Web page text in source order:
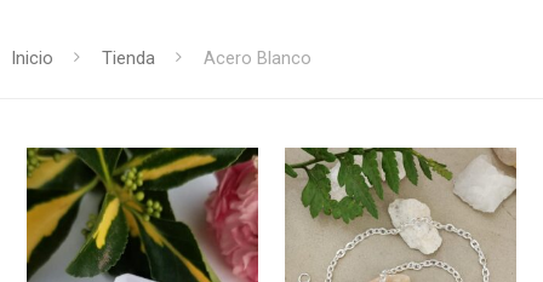
Inicio Tienda Acero Blanco